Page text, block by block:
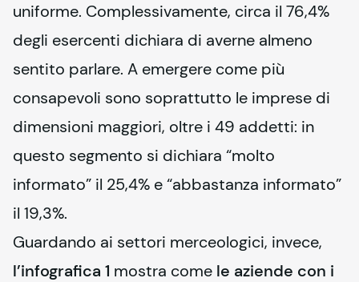
uniforme. Complessivamente, circa il 76,4%
degli esercenti dichiara di averne almeno
sentito parlare. A emergere come più
consapevoli sono soprattutto le imprese di
dimensioni maggiori, oltre i 49 addetti: in
questo segmento si dichiara “molto
informato” il 25,4% e “abbastanza informato”
il 19,3%.
l’infografica 1 mostra come le aziende con i